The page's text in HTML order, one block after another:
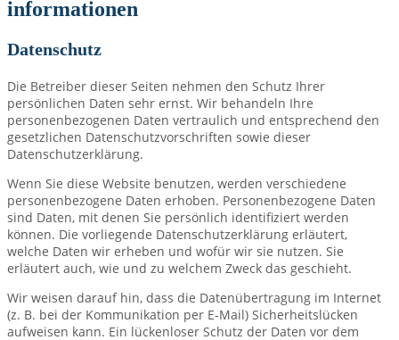
informationen
Datenschutz
Die Betreiber dieser Seiten nehmen den Schutz Ihrer
persönlichen Daten sehr ernst. Wir behandeln Ihre
personenbezogenen Daten vertraulich und entsprechend den
gesetzlichen Datenschutzvorschriften sowie dieser
Datenschutzerklärung.
Wenn Sie diese Website benutzen, werden verschiedene
personenbezogene Daten erhoben. Personenbezogene Daten
sind Daten, mit denen Sie persönlich identifiziert werden
können. Die vorliegende Datenschutzerklärung erläutert,
welche Daten wir erheben und wofür wir sie nutzen. Sie
erläutert auch, wie und zu welchem Zweck das geschieht.
Wir weisen darauf hin, dass die Datenübertragung im Internet
(z. B. bei der Kommunikation per E-Mail) Sicherheitslücken
aufweisen kann. Ein lückenloser Schutz der Daten vor dem